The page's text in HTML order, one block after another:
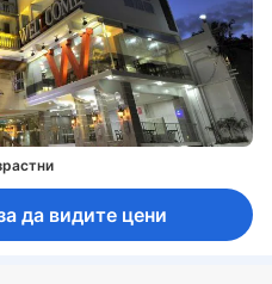
да видите цени